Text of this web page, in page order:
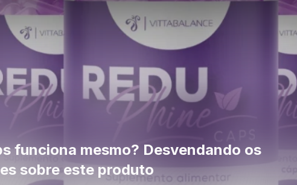
funciona mesmo? Desvendando os
sobre este produto